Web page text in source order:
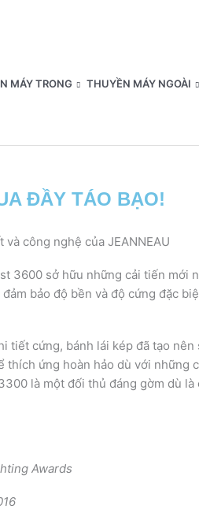
MÁY TRONG THUYỀN MÁY NGOÀI
ĐẦY TÁO BẠO!
công nghệ của JEANNEAU
3600 sở hữu những cải tiến mới
bảo độ bền và độ cứng đặc
tiết cứng, bánh lái kép đã tạo nên
thích ứng hoàn hảo dù với những
là một đối thủ đáng gờm dù là
Awards